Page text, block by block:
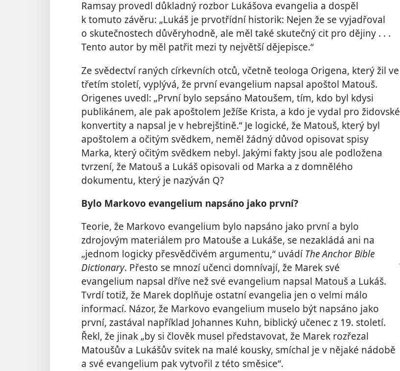
Ramsay provedl důkladný rozbor Lukášova evangelia a dospěl
k tomuto závěru: „Lukáš je prvotřídní historik: Nejen že se vyjadřoval
o skutečnostech důvěryhodně, ale měl také skutečný cit pro dějiny . . .
Tento autor by měl patřit mezi ty největší dějepisce.“
Ze svědectví raných církevních otců, včetně teologa Origena, který žil ve
třetím století, vyplývá, že první evangelium napsal apoštol Matouš.
Origenes uvedl: „První bylo sepsáno Matoušem, tím, kdo byl kdysi
publikánem, ale pak apoštolem Ježíše Krista, a kdo je vydal pro židovské
konvertity a napsal je v hebrejštině.“ Je logické, že Matouš, který byl
apoštolem a očitým svědkem, neměl žádný důvod opisovat spisy
Marka, který očitým svědkem nebyl. Jakými fakty jsou ale podložena
tvrzení, že Matouš a Lukáš opisovali od Marka a z domnělého
dokumentu, který je nazýván Q?
Bylo Markovo evangelium napsáno jako první?
Teorie, že Markovo evangelium bylo napsáno jako první a bylo
zdrojovým materiálem pro Matouše a Lukáše, se nezakládá ani na
„jednom logicky přesvědčivém argumentu,“ uvádí The Anchor Bible
Dictionary. Přesto se mnozí učenci domnívají, že Marek své
evangelium napsal dříve než své evangelium napsal Matouš a Lukáš.
Tvrdí totiž, že Marek doplňuje ostatní evangelia jen o velmi málo
informací. Názor, že Markovo evangelium muselo být napsáno jako
první, zastával například Johannes Kuhn, biblický učenec z 19. století.
Řekl, že jinak „by si člověk musel představovat, že Marek rozřezal
Matoušův a Lukášův svitek na malé kousky, smíchal je v nějaké nádobě
a své evangelium pak vytvořil z této směsice“.